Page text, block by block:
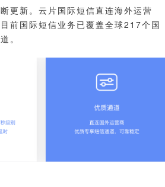
更新。云片国际短信直连海外运营
前国际短信业务已覆盖全球217个国
。